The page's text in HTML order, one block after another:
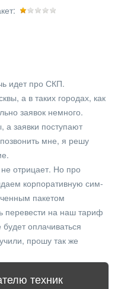
идет про СКП.
а в таких городах, как
заявок немного.
заявки поступают
мне, я решу
отрицает. Но про
корпоративную сим-
пакетом
перевести на наш тариф
оплачиваться
прошу так же
техник